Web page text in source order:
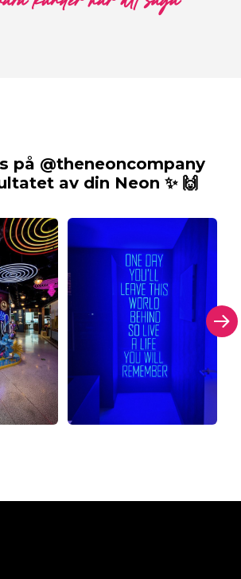
på @theneoncompany
av din Neon ✨ 🙌